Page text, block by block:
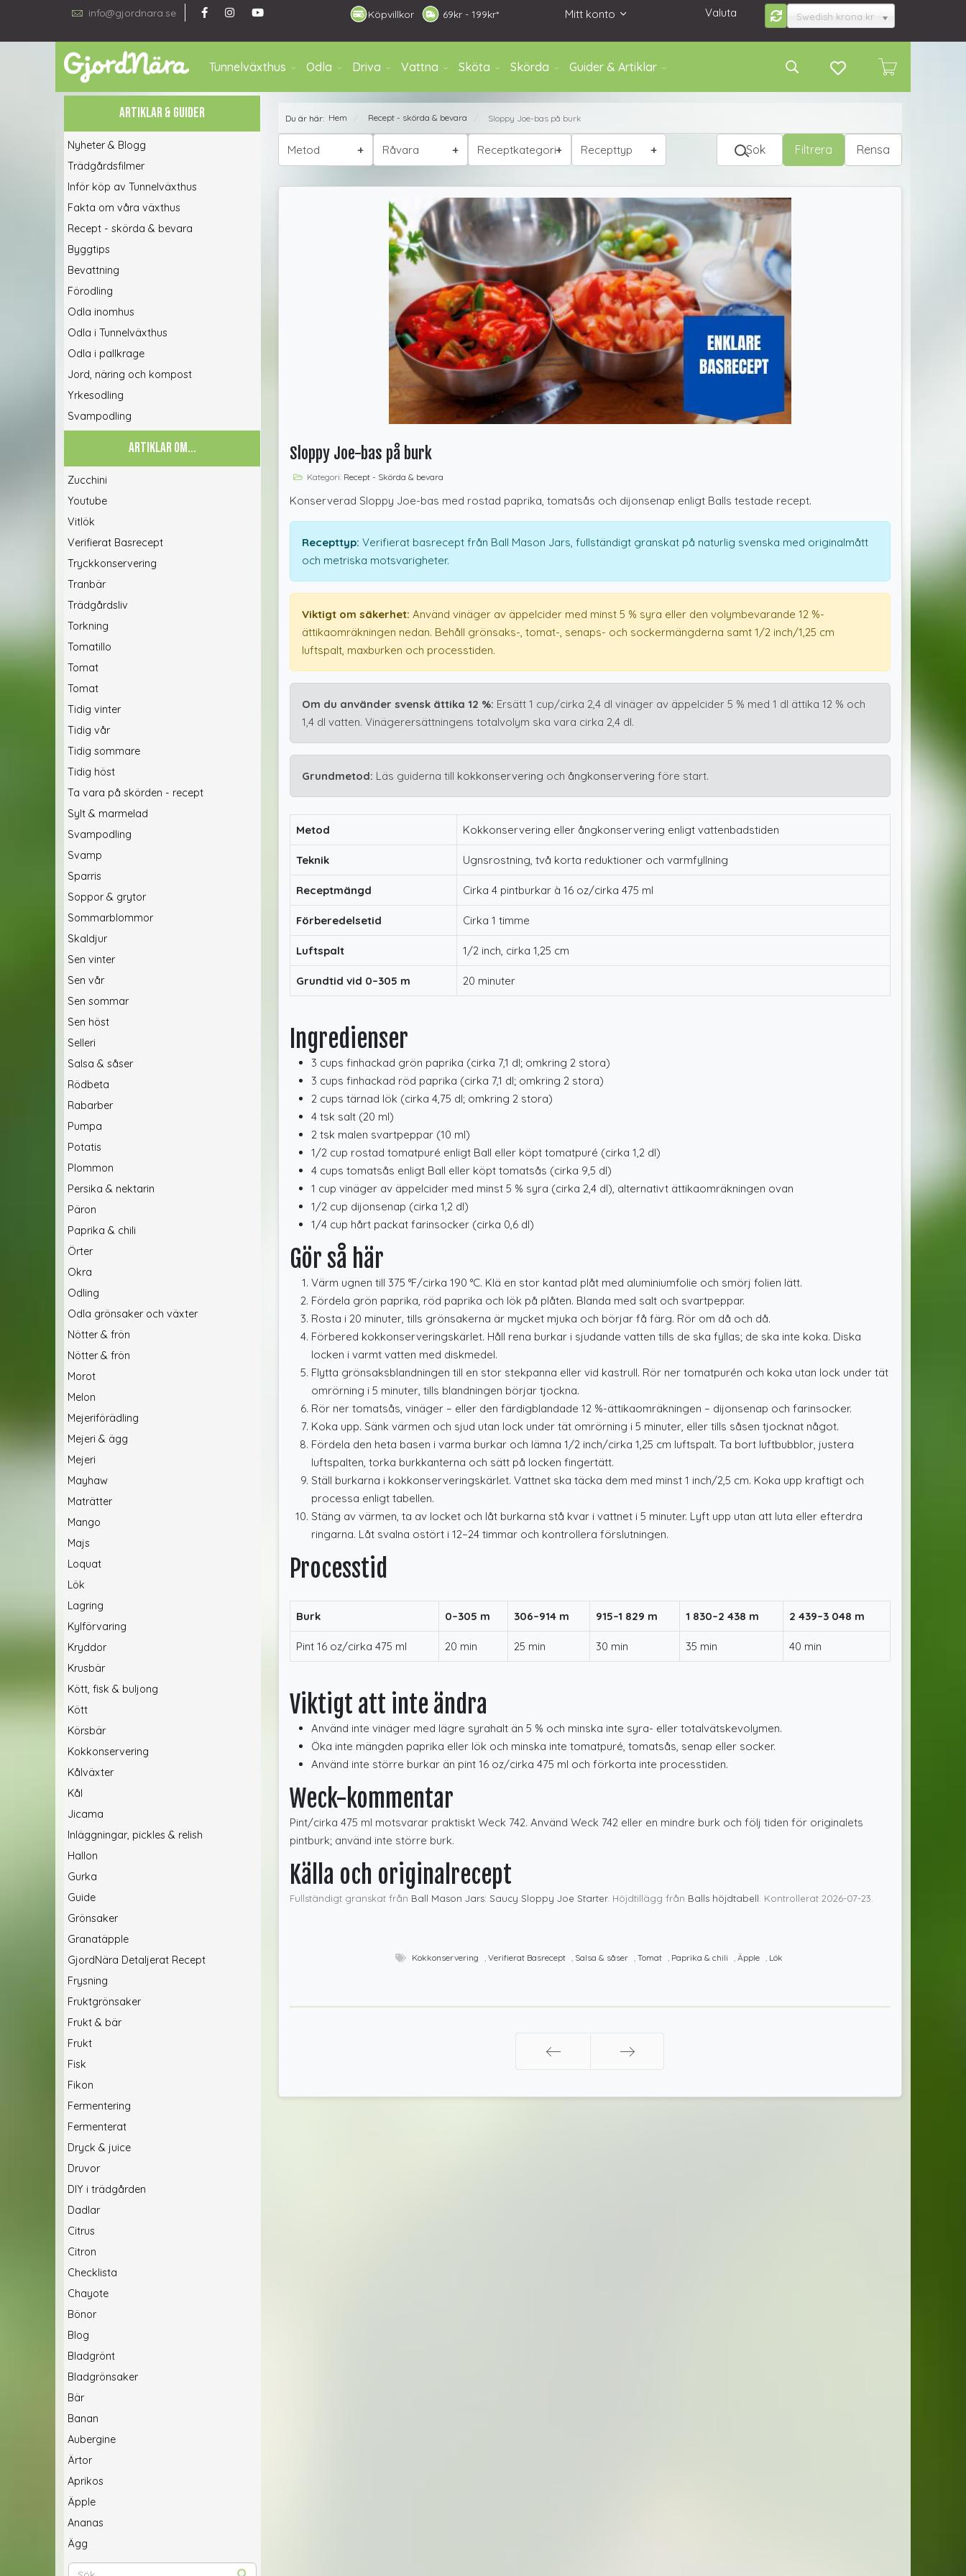
info@gjordnara.se Mitt konto
69kr - 199kr*
Köpvillkor Valuta Swedish krona kr
Tunnelväxthus Odla Driva Vattna Sköta Skörda Guider & Artiklar
ARTIKLAR & GUIDER
Nyheter & Blogg
Trädgårdsfilmer
Inför köp av Tunnelväxthus
Fakta om våra växthus
Recept - skörda & bevara
Byggtips
Bevattning
Förodling
Odla inomhus
Odla i Tunnelväxthus
Odla i pallkrage
Jord, näring och kompost
Yrkesodling
Svampodling
ARTIKLAR OM...
Zucchini
Youtube
Vitlök
Verifierat Basrecept
Tryckkonservering
Tranbär
Trädgårdsliv
Torkning
Tomatillo
Tomat
Tomat
Tidig vinter
Tidig vår
Tidig sommare
Tidig höst
Ta vara på skörden - recept
Sylt & marmelad
Svampodling
Svamp
Sparris
Soppor & grytor
Sommarblommor
Skaldjur
Sen vinter
Sen vår
Sen sommar
Sen höst
Selleri
Salsa & såser
Rödbeta
Rabarber
Pumpa
Potatis
Plommon
Persika & nektarin
Päron
Paprika & chili
Örter
Okra
Odling
Odla grönsaker och växter
Nötter & frön
Nötter & frön
Morot
Melon
Mejeriförädling
Mejeri & ägg
Mejeri
Mayhaw
Maträtter
Mango
Majs
Loquat
Lök
Lagring
Kylförvaring
Kryddor
Krusbär
Kött, fisk & buljong
Kött
Körsbär
Kokkonservering
Kålväxter
Kål
Jicama
Inläggningar, pickles & relish
Hallon
Gurka
Guide
Grönsaker
Granatäpple
GjordNära Detaljerat Recept
Frysning
Fruktgrönsaker
Frukt & bär
Frukt
Fisk
Fikon
Fermentering
Fermenterat
Dryck & juice
Druvor
DIY i trädgården
Dadlar
Citrus
Citron
Checklista
Chayote
Bönor
Blog
Bladgrönt
Bladgrönsaker
Bär
Banan
Aubergine
Ärtor
Aprikos
Äpple
Ananas
Ägg
Du är här: Hem Recept - skörda & bevara Sloppy Joe-bas på burk
Metod Råvara Receptkategori Recepttyp Sok Filtrera Rensa
Sloppy Joe-bas på burk
Kategori: Recept - Skörda & bevara
Konserverad Sloppy Joe-bas med rostad paprika, tomatsås och dijonsenap enligt Balls testade recept.
Recepttyp: Verifierat basrecept från Ball Mason Jars, fullständigt granskat på naturlig svenska med originalmått
och metriska motsvarigheter.
Viktigt om säkerhet: Använd vinäger av äppelcider med minst 5 % syra eller den volymbevarande 12 %-
ättikaomräkningen nedan. Behåll grönsaks-, tomat-, senaps- och sockermängderna samt 1/2 inch/1,25 cm
luftspalt, maxburken och processtiden.
Om du använder svensk ättika 12 %: Ersätt 1 cup/cirka 2,4 dl vinäger av äppelcider 5 % med 1 dl ättika 12 % och
1,4 dl vatten. Vinägerersättningens totalvolym ska vara cirka 2,4 dl.
Grundmetod: Läs guiderna till kokkonservering och ångkonservering före start.
Metod Kokkonservering eller ångkonservering enligt vattenbadstiden
Teknik Ugnsrostning, två korta reduktioner och varmfyllning
Receptmängd Cirka 4 pintburkar à 16 oz/cirka 475 ml
Förberedelsetid Cirka 1 timme
Luftspalt 1/2 inch, cirka 1,25 cm
Grundtid vid 0–305 m 20 minuter
Ingredienser
3 cups finhackad grön paprika (cirka 7,1 dl; omkring 2 stora)
3 cups finhackad röd paprika (cirka 7,1 dl; omkring 2 stora)
2 cups tärnad lök (cirka 4,75 dl; omkring 2 stora)
4 tsk salt (20 ml)
2 tsk malen svartpeppar (10 ml)
1/2 cup rostad tomatpuré enligt Ball eller köpt tomatpuré (cirka 1,2 dl)
4 cups tomatsås enligt Ball eller köpt tomatsås (cirka 9,5 dl)
1 cup vinäger av äppelcider med minst 5 % syra (cirka 2,4 dl), alternativt ättikaomräkningen ovan
1/2 cup dijonsenap (cirka 1,2 dl)
1/4 cup hårt packat farinsocker (cirka 0,6 dl)
Gör så här
Värm ugnen till 375 °F/cirka 190 °C. Klä en stor kantad plåt med aluminiumfolie och smörj folien lätt.
Fördela grön paprika, röd paprika och lök på plåten. Blanda med salt och svartpeppar.
Rosta i 20 minuter, tills grönsakerna är mycket mjuka och börjar få färg. Rör om då och då.
Förbered kokkonserveringskärlet. Håll rena burkar i sjudande vatten tills de ska fyllas; de ska inte koka. Diska
locken i varmt vatten med diskmedel.
Flytta grönsaksblandningen till en stor stekpanna eller vid kastrull. Rör ner tomatpurén och koka utan lock under tät
omrörning i 5 minuter, tills blandningen börjar tjockna.
Rör ner tomatsås, vinäger – eller den färdigblandade 12 %-ättikaomräkningen – dijonsenap och farinsocker.
Koka upp. Sänk värmen och sjud utan lock under tät omrörning i 5 minuter, eller tills såsen tjocknat något.
Fördela den heta basen i varma burkar och lämna 1/2 inch/cirka 1,25 cm luftspalt. Ta bort luftbubblor, justera
luftspalten, torka burkkanterna och sätt på locken fingertätt.
Ställ burkarna i kokkonserveringskärlet. Vattnet ska täcka dem med minst 1 inch/2,5 cm. Koka upp kraftigt och
processa enligt tabellen.
Stäng av värmen, ta av locket och låt burkarna stå kvar i vattnet i 5 minuter. Lyft upp utan att luta eller efterdra
ringarna. Låt svalna ostört i 12–24 timmar och kontrollera förslutningen.
Processtid
Burk 0–305 m 306–914 m 915–1 829 m 1 830–2 438 m 2 439–3 048 m
Pint 16 oz/cirka 475 ml 20 min 25 min 30 min 35 min 40 min
Viktigt att inte ändra
Använd inte vinäger med lägre syrahalt än 5 % och minska inte syra- eller totalvätskevolymen.
Öka inte mängden paprika eller lök och minska inte tomatpuré, tomatsås, senap eller socker.
Använd inte större burkar än pint 16 oz/cirka 475 ml och förkorta inte processtiden.
Weck-kommentar
Pint/cirka 475 ml motsvarar praktiskt Weck 742. Använd Weck 742 eller en mindre burk och följ tiden för originalets
pintburk; använd inte större burk.
Källa och originalrecept
Fullständigt granskat från Ball Mason Jars: Saucy Sloppy Joe Starter. Höjdtillägg från Balls höjdtabell. Kontrollerat 2026-07-23.
Kokkonservering ,Verifierat Basrecept , Salsa & såser ,Tomat , Paprika & chili ,Äpple , Lök